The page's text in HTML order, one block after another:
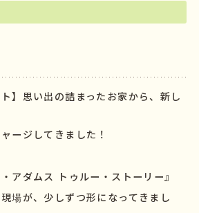
ト】思い出の詰まったお家から、新し
ージしてきました！
アダムス トゥルー・ストーリー』
現場が、少しずつ形になってきまし